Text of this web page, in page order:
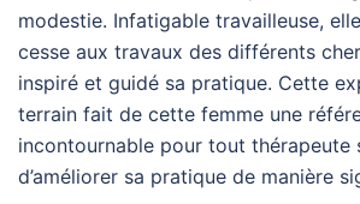
modestie. Infatigable travailleuse,
cesse aux travaux des différents
inspiré et guidé sa pratique. Cette
terrain fait de cette femme une
incontournable pour tout thérapeute
d’améliorer sa pratique de manière